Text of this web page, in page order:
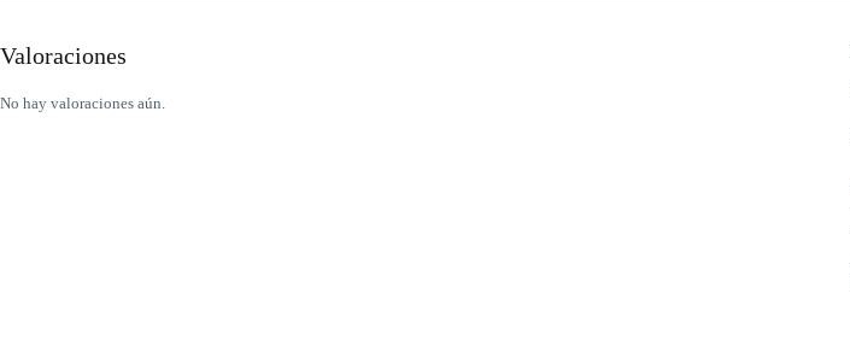
Valoraciones
No hay valoraciones aún.